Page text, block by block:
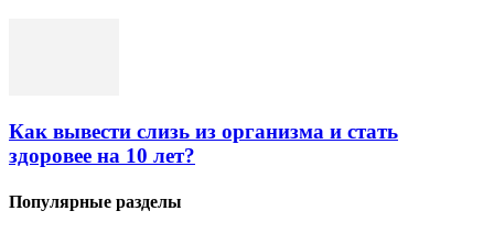
Как вывести слизь из организма и стать
здоровее на 10 лет?
Популярные разделы